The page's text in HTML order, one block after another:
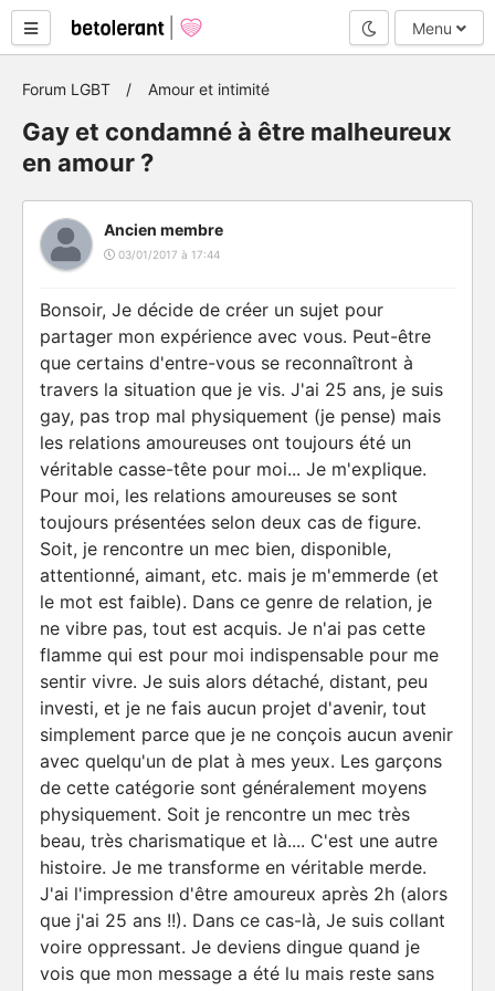
Mode nuit
Menu
Forum LGBT Amour et intimité
Gay et condamné à être malheureux
en amour ?
Ancien membre
03/01/2017 à 17:44
Bonsoir, Je décide de créer un sujet pour
partager mon expérience avec vous. Peut-être
que certains d'entre-vous se reconnaîtront à
travers la situation que je vis. J'ai 25 ans, je suis
gay, pas trop mal physiquement (je pense) mais
les relations amoureuses ont toujours été un
véritable casse-tête pour moi... Je m'explique.
Pour moi, les relations amoureuses se sont
toujours présentées selon deux cas de figure.
Soit, je rencontre un mec bien, disponible,
attentionné, aimant, etc. mais je m'emmerde (et
le mot est faible). Dans ce genre de relation, je
ne vibre pas, tout est acquis. Je n'ai pas cette
flamme qui est pour moi indispensable pour me
sentir vivre. Je suis alors détaché, distant, peu
investi, et je ne fais aucun projet d'avenir, tout
simplement parce que je ne conçois aucun avenir
avec quelqu'un de plat à mes yeux. Les garçons
de cette catégorie sont généralement moyens
physiquement. Soit je rencontre un mec très
beau, très charismatique et là.... C'est une autre
histoire. Je me transforme en véritable merde.
J'ai l'impression d'être amoureux après 2h (alors
que j'ai 25 ans !!). Dans ce cas-là, Je suis collant
voire oppressant. Je deviens dingue quand je
vois que mon message a été lu mais reste sans